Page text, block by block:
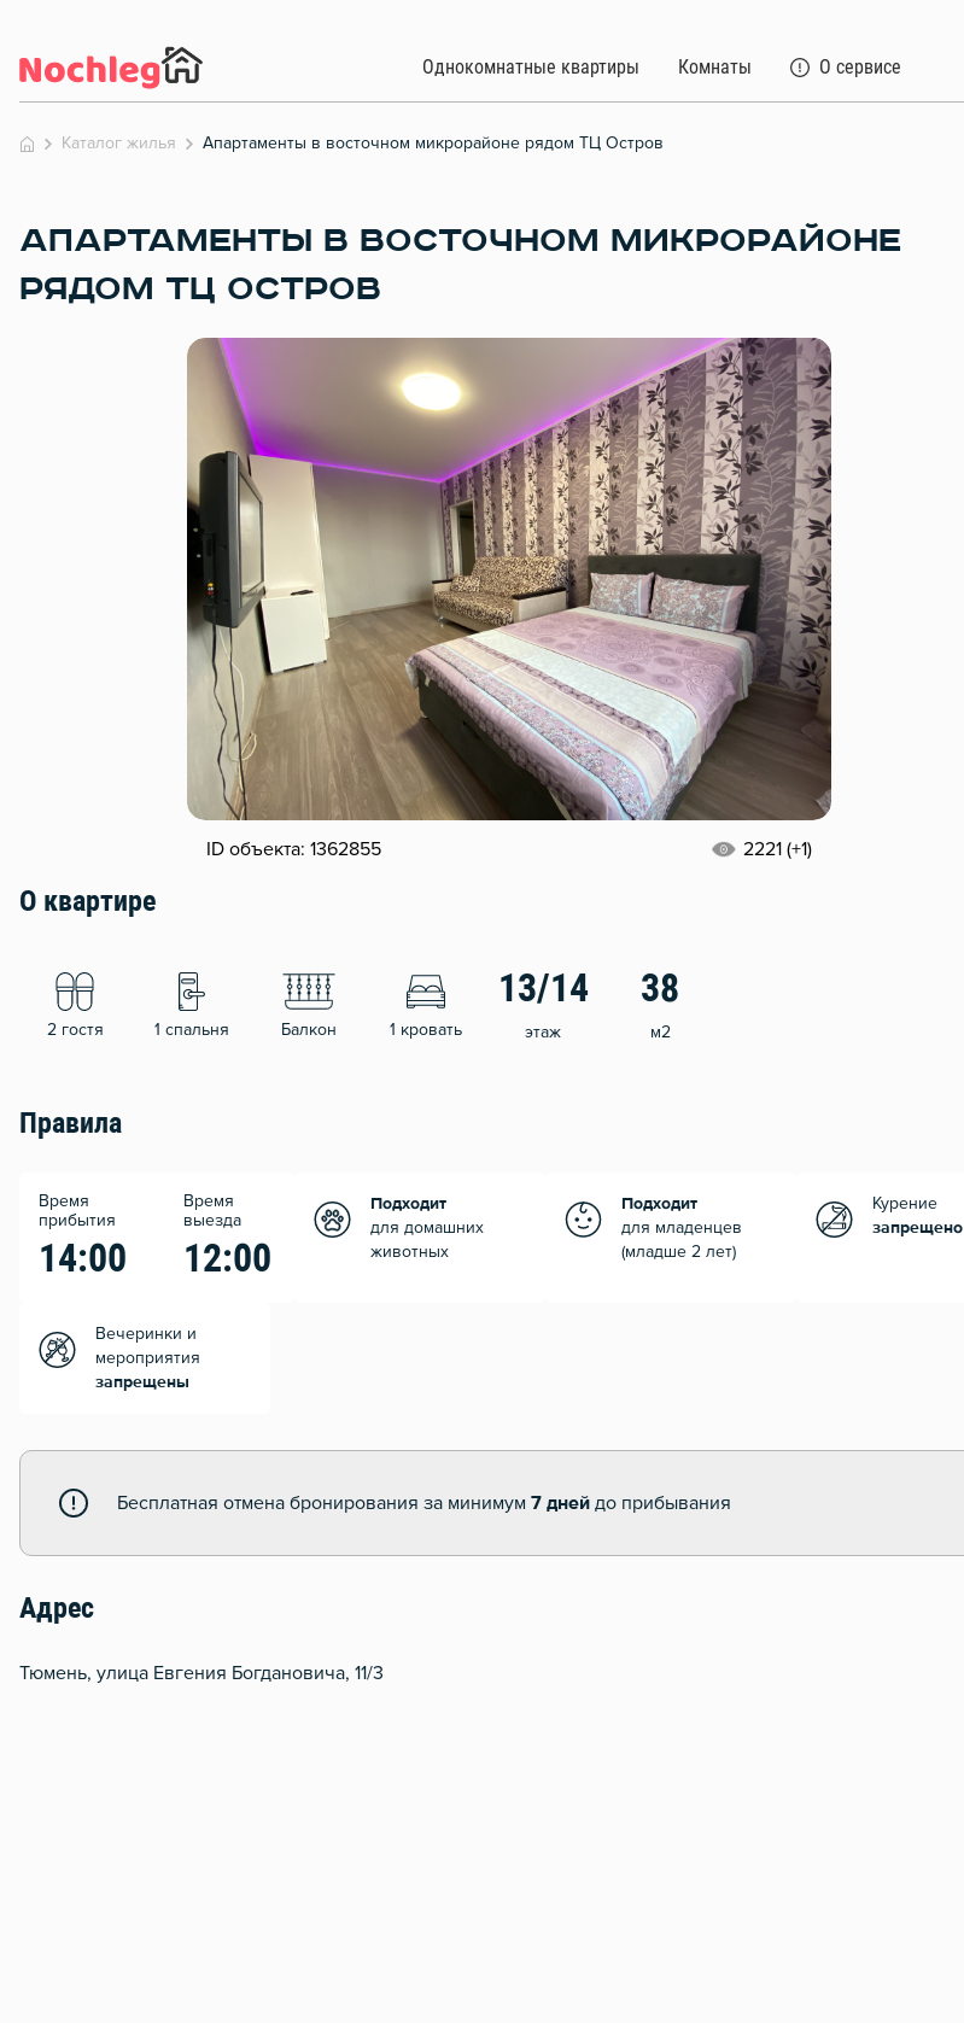
Однокомнатные квартиры Комнаты О сервисе
Каталог жилья Апартаменты в восточном микрорайоне рядом ТЦ Остров
АПАРТАМЕНТЫ В ВОСТОЧНОМ МИКРОРАЙОНЕ
РЯДОМ ТЦ ОСТРОВ
ID объекта: 1362855 2221 (+1)
О квартире
2 гостя 1 спальня Балкон 1 кровать
13/14
этаж
38
м2
Правила
Время
прибытия
14:00
Время
выезда
12:00
Подходит
для домашних
животных
Подходит
для младенцев
(младше 2 лет)
Курение
запрещено
Вечеринки и
мероприятия
запрещены
Бесплатная отмена бронирования за минимум 7 дней до прибывания
Адрес
Тюмень, улица Евгения Богдановича, 11/3